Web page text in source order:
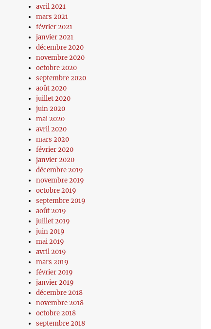
avril 2021
mars 2021
février 2021
janvier 2021
décembre 2020
novembre 2020
octobre 2020
septembre 2020
août 2020
juillet 2020
juin 2020
mai 2020
avril 2020
mars 2020
février 2020
janvier 2020
décembre 2019
novembre 2019
octobre 2019
septembre 2019
août 2019
juillet 2019
juin 2019
mai 2019
avril 2019
mars 2019
février 2019
janvier 2019
décembre 2018
novembre 2018
octobre 2018
septembre 2018